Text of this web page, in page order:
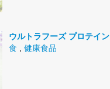
ウルトラフーズ プロテイン
食
健康食品